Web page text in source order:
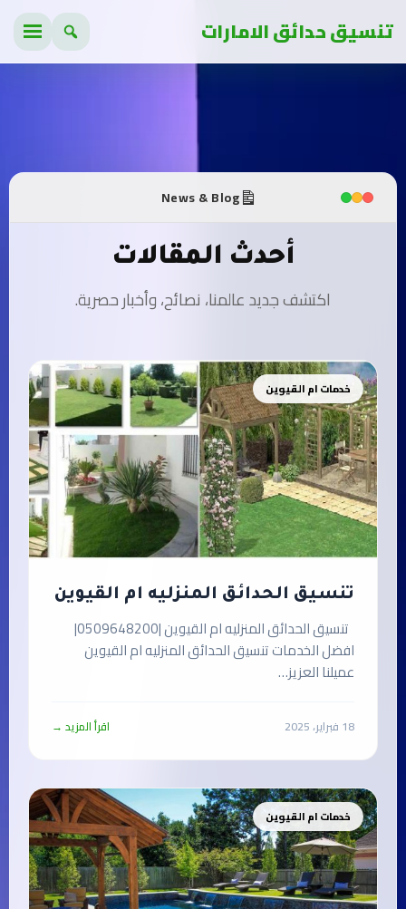
تنسيق حدائق الامارات
News & Blog
أحدث المقالات
اكتشف جديد عالمنا، نصائح، وأخبار حصرية.
خدمات ام القيوين
تنسيق الحدائق المنزليه ام القيوين
تنسيق الحدائق المنزليه ام القيوين |0509648200|
افضل الخدمات تنسيق الحدائق المنزليه ام القيوين
عميلنا العزيز…
18 فبراير، 2025 اقرأ المزيد →
خدمات ام القيوين